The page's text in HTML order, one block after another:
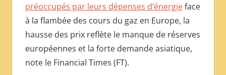
préoccupés par leurs dépenses d’énergieface
à la flambée des cours du gaz en Europe, la
hausse des prix reflète le manque de réserves
européennes et la forte demande asiatique,
note le Financial Times (FT).